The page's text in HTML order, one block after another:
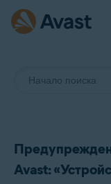
Avast: